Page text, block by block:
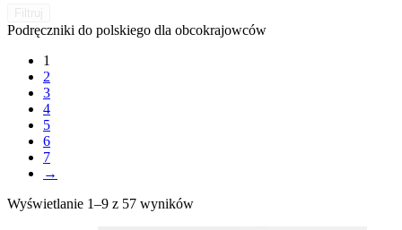
Podręczniki do polskiego dla obcokrajowców
1
2
3
4
5
6
7
→
Wyświetlanie 1–9 z 57 wyników